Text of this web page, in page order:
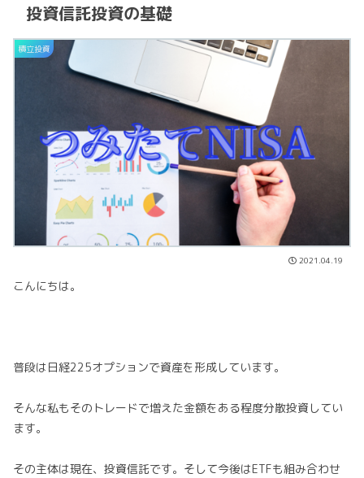
投資信託投資の基礎
積立投資
2021.04.19
こんにちは。
普段は日経225オプションで資産を形成しています。
そんな私もそのトレードで増えた金額をある程度分散投資してい
ます。
その主体は現在、投資信託です。そして今後はETFも組み合わせ